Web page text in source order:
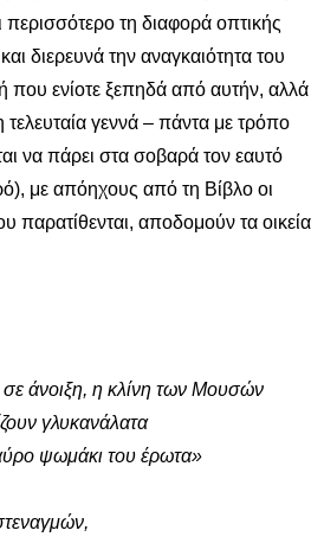
περισσότερο τη διαφορά οπτικής
διερευνά την αναγκαιότητα του
που ενίοτε ξεπηδά από αυτήν, αλλά
γεννά – πάντα με τρόπο
να πάρει στα σοβαρά τον εαυτό
με απόηχους από τη Βίβλο οι
παρατίθενται, αποδομούν τα οικεία
σε άνοιξη, η κλίνη των Μουσών
γλυκανάλατα
ψωμάκι του έρωτα»